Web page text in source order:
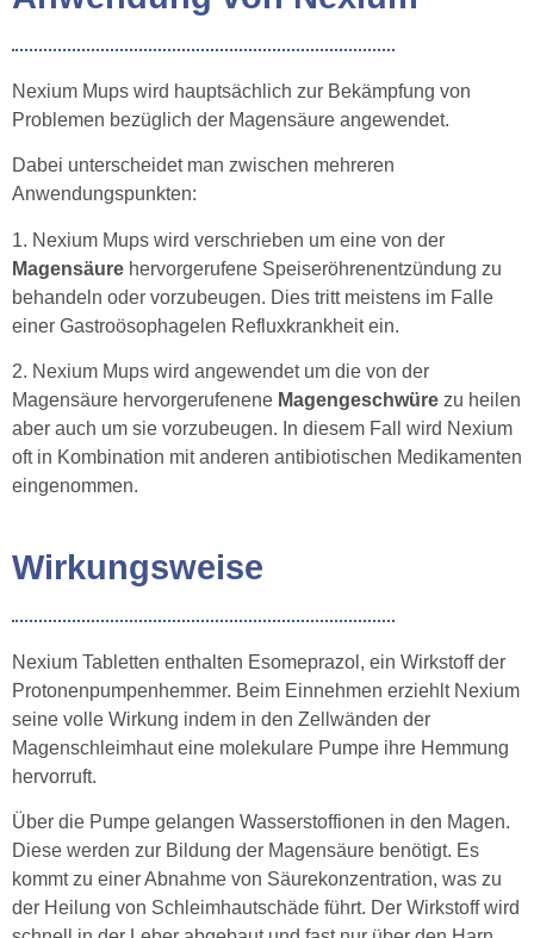
Nexium Mups wird hauptsächlich zur Bekämpfung von
Problemen bezüglich der Magensäure angewendet.
Dabei unterscheidet man zwischen mehreren
Anwendungspunkten:
1. Nexium Mups wird verschrieben um eine von der
Magensäure hervorgerufene Speiseröhrenentzündung zu
behandeln oder vorzubeugen. Dies tritt meistens im Falle
einer Gastroösophagelen Refluxkrankheit ein.
2. Nexium Mups wird angewendet um die von der
Magensäure hervorgerufenene Magengeschwüre zu heilen
aber auch um sie vorzubeugen. In diesem Fall wird Nexium
oft in Kombination mit anderen antibiotischen Medikamenten
eingenommen.
Wirkungsweise
Nexium Tabletten enthalten Esomeprazol, ein Wirkstoff der
Protonenpumpenhemmer. Beim Einnehmen erziehlt Nexium
seine volle Wirkung indem in den Zellwänden der
Magenschleimhaut eine molekulare Pumpe ihre Hemmung
hervorruft.
Über die Pumpe gelangen Wasserstoffionen in den Magen.
Diese werden zur Bildung der Magensäure benötigt. Es
kommt zu einer Abnahme von Säurekonzentration, was zu
der Heilung von Schleimhautschäde führt. Der Wirkstoff wird